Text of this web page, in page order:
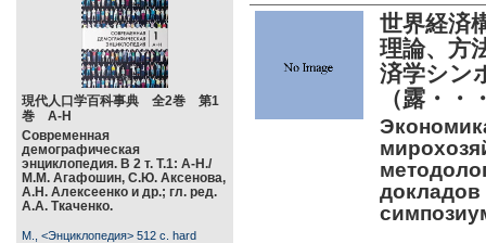
現代人口学百科事典 全2巻 第1
巻 А-Н
Современная
демографическая
энциклопедия. В 2 т. Т.1: А-Н./
М.М. Агафошин, С.Ю. Аксенова,
А.Н. Алексеенко и др.; гл. ред.
А.А. Ткаченко.
М., <Энциклопедия> 512 c. hard
世界経済
理論、方
済学シン
（露・・
докладов